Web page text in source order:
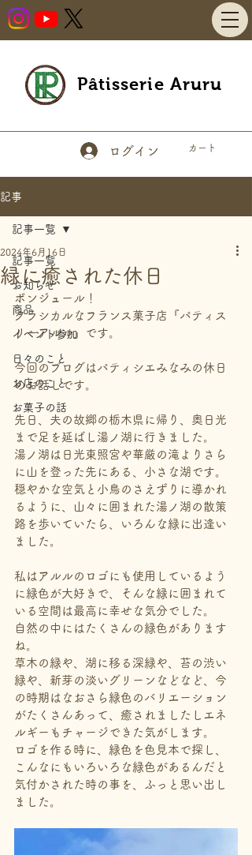
Pâtisserie Aruru
ログイン カート
記事
記事一覧
お知らせ
商品
イベント参加
日々のこと
お店のこと
お菓子の話
記事一覧
緑に癒された休日
2024年6月16日
ボンジュール！
クラシカルなフランス菓子店『パティス
リーアルル』です。
今回のブログはパティシエみなみの休日
のお話しです。
先日、夫の故郷の栃木県に帰り、奥日光
まで足を延ばし湯ノ湖に行きました。
湯ノ湖は日光東照宮や華厳の滝よりさら
に山を登った先にある、小さな湖です。
穏やかな空気と小鳥のさえずりに導かれ
るように、山々に囲まれた湯ノ湖の散策
路を歩いていたら、いろんな緑に出逢い
ました。
私はアルルのロゴにも使用しているよう
に緑色が大好きで、そんな緑に囲まれて
いる空間は最高に幸せな気分でした。
自然の中にはたくさんの緑色があります
ね。
草木の緑や、湖に移る深緑や、苔の渋い
緑や、新芽の淡いグリーンなどなど、今
の時期はなおさら緑色のバリエーション
がたくさんあって、癒されましたしエネ
ルギーもチャージできた気がします。
ロゴを作る時に、緑色を色見本で探し、
こんなにもいろいろな緑色があるんだと
気付かされた時の事を、ふっと思い出し
ました。